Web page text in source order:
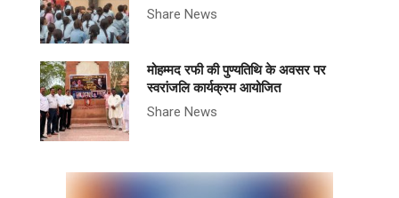
Share News
मोहम्मद रफी की पुण्यतिथि के अवसर पर
स्वरांजलि कार्यक्रम आयोजित
Share News